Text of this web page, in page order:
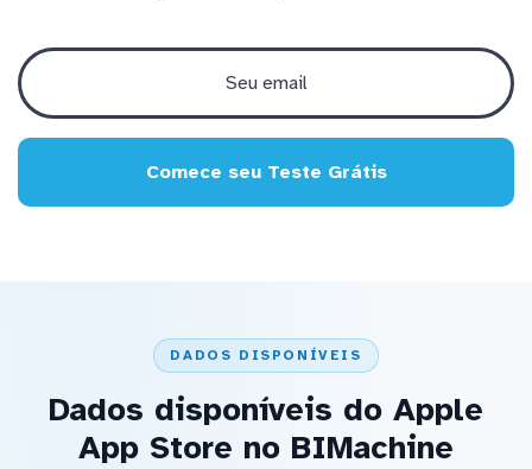
Comece seu Teste Grátis
DADOS DISPONÍVEIS
Dados disponíveis do Apple
App Store no BIMachine